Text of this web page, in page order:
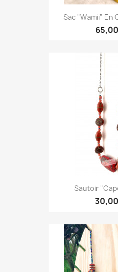
Sac "Wamii" En
Sautoir